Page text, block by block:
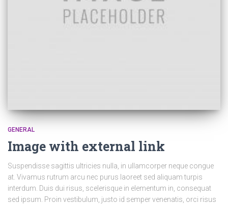
GENERAL
Image with external link
Suspendisse sagittis ultricies nulla, in ullamcorper neque congue
at. Vivamus rutrum arcu nec purus laoreet sed aliquam turpis
interdum. Duis dui risus, scelerisque in elementum in, consequat
sed ipsum. Proin vestibulum, justo id semper venenatis, orci risus